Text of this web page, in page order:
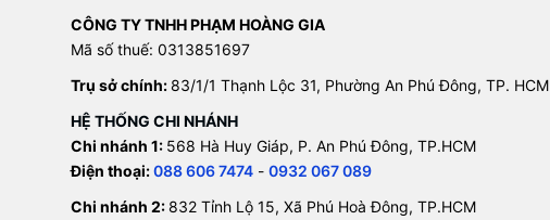
CÔNG TY TNHH PHẠM HOÀNG GIA
Mã số thuế: 0313851697
Trụ sở chính: 83/1/1 Thạnh Lộc 31, Phường An Phú Đông, TP. HCM
HỆ THỐNG CHI NHÁNH
Chi nhánh 1: 568 Hà Huy Giáp, P. An Phú Đông, TP.HCM
Điện thoại:088 606 7474- 0932 067 089
Chi nhánh 2: 832 Tỉnh Lộ 15, Xã Phú Hoà Đông, TP.HCM